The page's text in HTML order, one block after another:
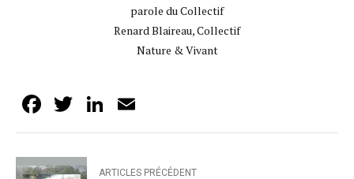
parole du Collectif
Renard Blaireau, Collectif
Nature & Vivant
Facebook
TwitterLinkedIn
ARTICLES PRÉCÉDENT